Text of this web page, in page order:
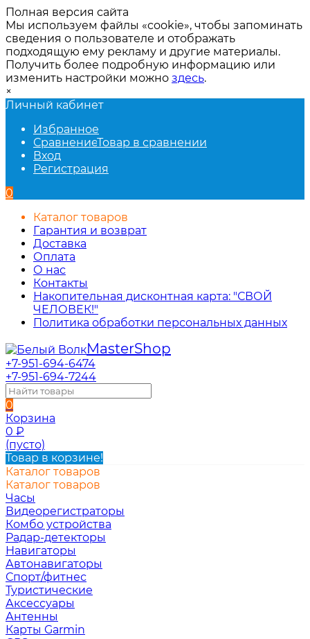
Полная версия сайта
Мы используем файлы «cookie», чтобы запоминать
сведения о пользователе и отображать
подходящую ему рекламу и другие материалы.
Получить более подробную информацию или
изменить настройки можно здесь.
×
Личный кабинет
Избранное
СравнениеТовар в сравнении
Вход
Регистрация
0
Каталог товаров
Гарантия и возврат
Доставка
Оплата
О нас
Контакты
Накопительная дисконтная карта: "СВОЙ
ЧЕЛОВЕК!"
Политика обработки персональных данных
MasterShop
+7-951-694-6474
+7-951-694-7244
0
Корзина
0 ₽
(пусто)
Товар в корзине!
Каталог товаров
Каталог товаров
Часы
Видеорегистраторы
Комбо устройства
Радар-детекторы
Навигаторы
Автонавигаторы
Спорт/фитнес
Туристические
Аксессуары
Антенны
Карты Garmin